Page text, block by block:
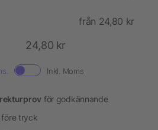
från 24,80 kr
24,80 kr
Inkl. Moms
för godkännande
före tryck